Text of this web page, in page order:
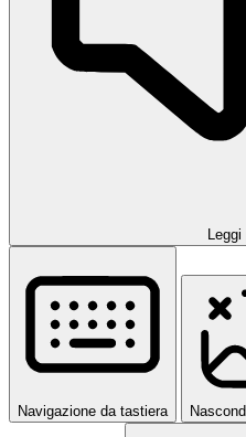
Navigazione da tastiera